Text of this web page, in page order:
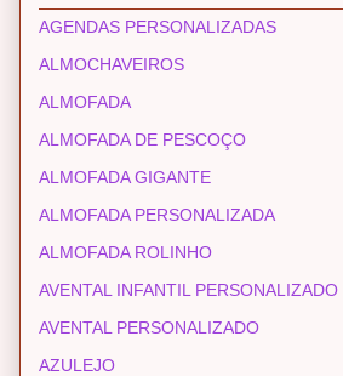
AGENDAS PERSONALIZADAS
ALMOCHAVEIROS
ALMOFADA
ALMOFADA DE PESCOÇO
ALMOFADA GIGANTE
ALMOFADA PERSONALIZADA
ALMOFADA ROLINHO
AVENTAL INFANTIL PERSONALIZADO
AVENTAL PERSONALIZADO
AZULEJO